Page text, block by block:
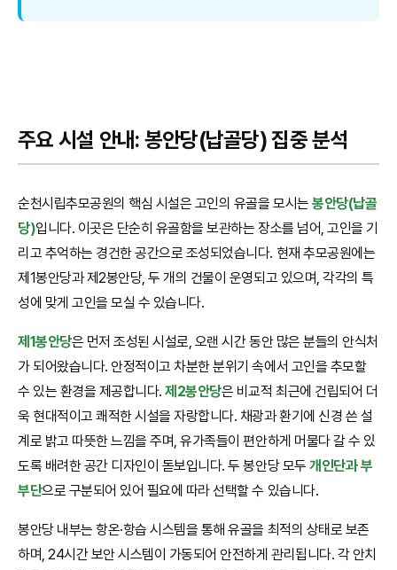
주요 시설 안내: 봉안당(납골당) 집중 분석
순천시립추모공원의 핵심 시설은 고인의 유골을 모시는봉안당(납골
당)입니다. 이곳은 단순히 유골함을 보관하는 장소를 넘어, 고인을 기
리고 추억하는 경건한 공간으로 조성되었습니다. 현재 추모공원에는
제1봉안당과 제2봉안당, 두 개의 건물이 운영되고 있으며, 각각의 특
성에 맞게 고인을 모실 수 있습니다.
제1봉안당은 먼저 조성된 시설로, 오랜 시간 동안 많은 분들의 안식처
가 되어왔습니다. 안정적이고 차분한 분위기 속에서 고인을 추모할
수 있는 환경을 제공합니다.제2봉안당은 비교적 최근에 건립되어 더
욱 현대적이고 쾌적한 시설을 자랑합니다. 채광과 환기에 신경 쓴 설
계로 밝고 따뜻한 느낌을 주며, 유가족들이 편안하게 머물다 갈 수 있
도록 배려한 공간 디자인이 돋보입니다. 두 봉안당 모두개인단과 부
부단으로 구분되어 있어 필요에 따라 선택할 수 있습니다.
봉안당 내부는 항온·항습 시스템을 통해 유골을 최적의 상태로 보존
하며, 24시간 보안 시스템이 가동되어 안전하게 관리됩니다. 각 안치